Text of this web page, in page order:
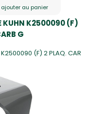
ajouter au panier
KUHN K2500090 (F)
G
K2500090 (F) 2 PLAQ. CAR